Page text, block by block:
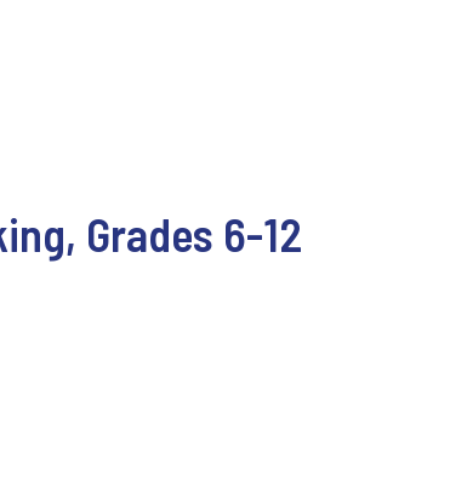
Grades 6-12